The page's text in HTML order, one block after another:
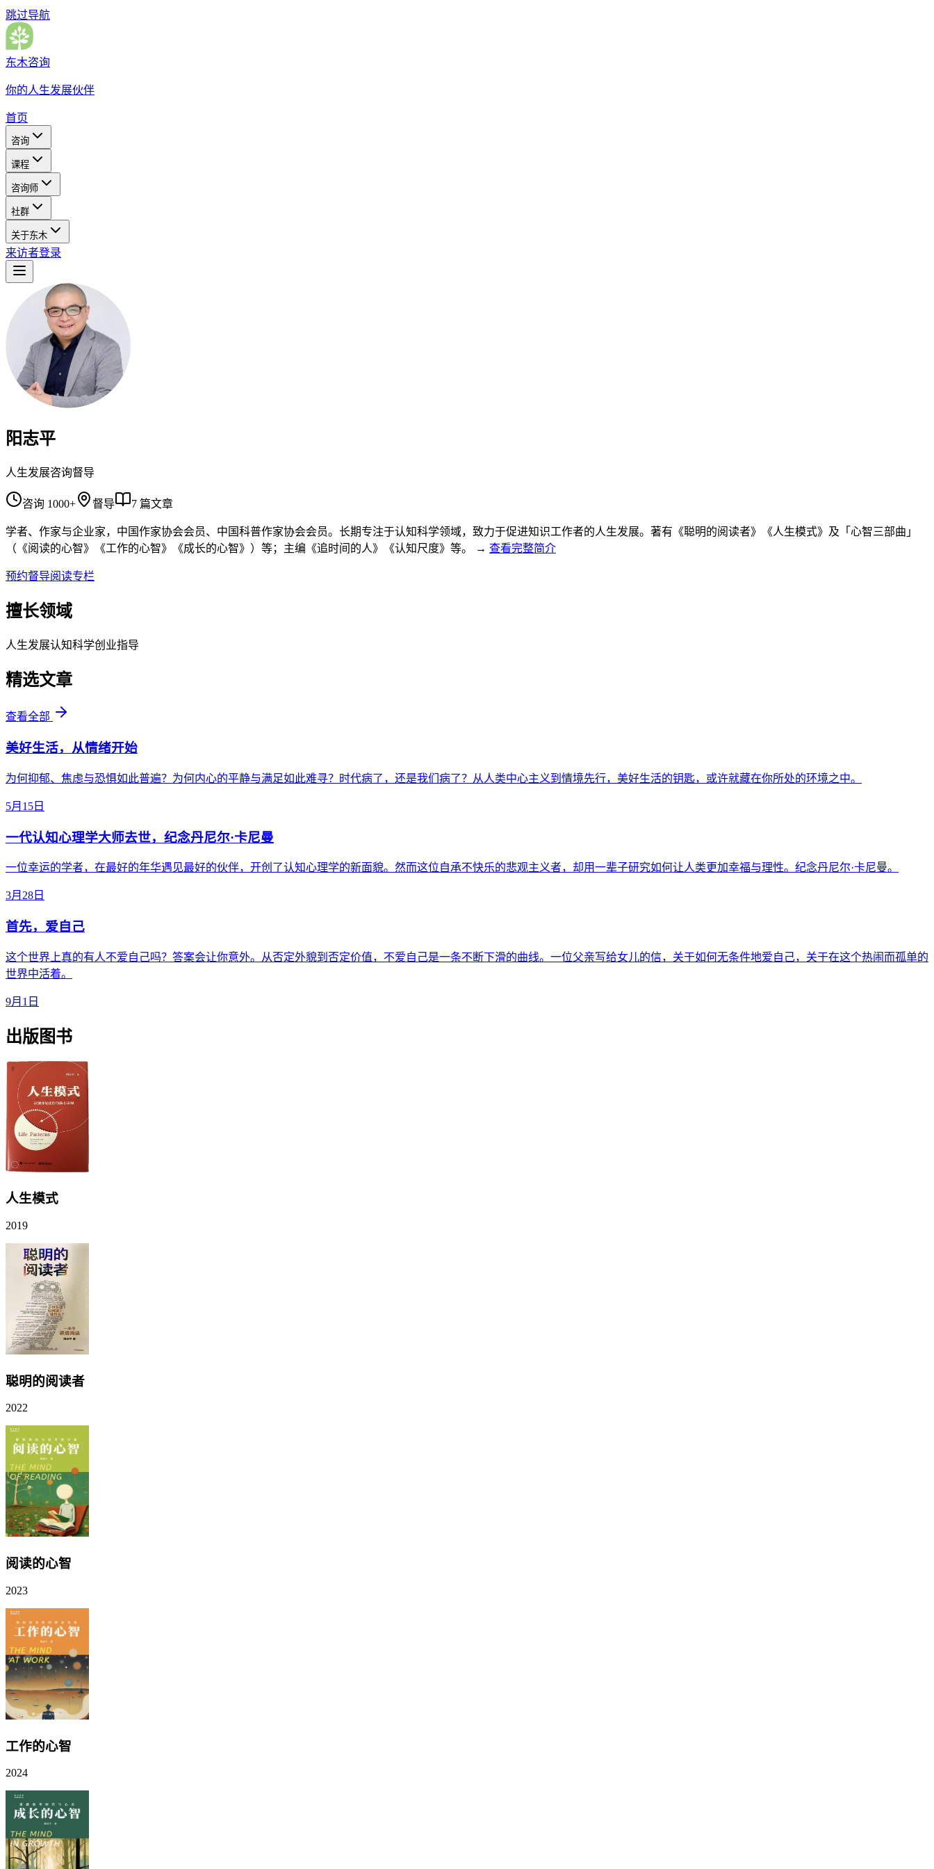
跳过导航
东木咨询
你的人生发展伙伴
首页
咨询
课程
咨询师
社群
关于东木
来访者登录
阳志平
人生发展咨询督导
咨询 1000+ 督导 7 篇文章
学者、作家与企业家，中国作家协会会员、中国科普作家协会会员。长期专注于认知科学领域，致力于促进知识工作者的人生发展。著有《聪明的阅读者》《人生模式》及「心智三部曲」
（《阅读的心智》《工作的心智》《成长的心智》）等；主编《追时间的人》《认知尺度》等。
→ 查看完整简介
预约督导阅读专栏
擅长领域
人生发展认知科学创业指导
精选文章
查看全部
美好生活，从情绪开始
为何抑郁、焦虑与恐惧如此普遍？为何内心的平静与满足如此难寻？时代病了，还是我们病了？从人类中心主义到情境先行，美好生活的钥匙，或许就藏在你所处的环境之中。
5月15日
一代认知心理学大师去世，纪念丹尼尔·卡尼曼
一位幸运的学者，在最好的年华遇见最好的伙伴，开创了认知心理学的新面貌。然而这位自承不快乐的悲观主义者，却用一辈子研究如何让人类更加幸福与理性。纪念丹尼尔·卡尼曼。
3月28日
首先，爱自己
这个世界上真的有人不爱自己吗？答案会让你意外。从否定外貌到否定价值，不爱自己是一条不断下滑的曲线。一位父亲写给女儿的信，关于如何无条件地爱自己，关于在这个热闹而孤单的
世界中活着。
9月1日
出版图书
人生模式
2019
聪明的阅读者
2022
阅读的心智
2023
工作的心智
2024